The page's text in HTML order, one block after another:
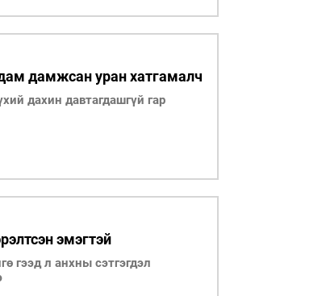
дамжсан уран хатгамалч
дахин давтагдашгүй гар
эмэгтэй
гээд л анхны сэтгэгдэл